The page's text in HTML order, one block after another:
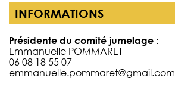
INFORMATIONS
Présidente du comité jumelage :
Emmanuelle POMMARET
06 08 18 55 07
emmanuelle.pommaret@gmail.com